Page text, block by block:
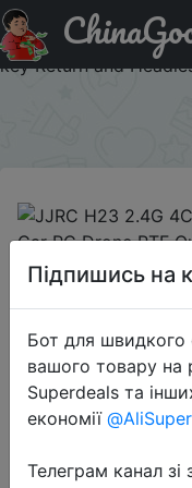
Знижка на JJRC H23
Flying Car RC Drone
key Return and
2019-02-21
JJRC H23
Air-Ground
Quadcopter
Return and
Підпишись на
Бот для швидкого
вашого товару на
Superdeals та
економії
Телеграм канал